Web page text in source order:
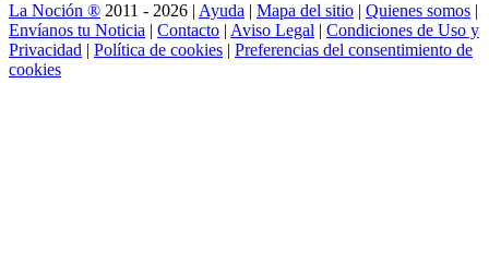
La Noción ® 2011 - 2026 | Ayuda | Mapa del sitio | Quienes somos |
Envíanos tu Noticia | Contacto | Aviso Legal | Condiciones de Uso y
Privacidad | Política de cookies | Preferencias del consentimiento de
cookies